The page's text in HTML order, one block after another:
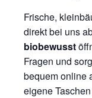
Frische,
direkt bei uns
biobewusst
Fragen und
bequem online
eigene